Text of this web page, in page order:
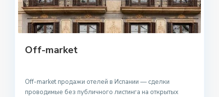
Off-market
Off-market продажи отелей в Испании — сделки
проводимые без публичного листинга на открытых